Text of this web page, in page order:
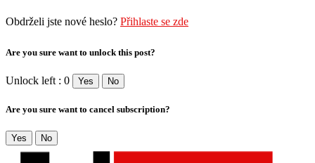
Obdrželi jste nové heslo? Přihlaste se zde
Are you sure want to unlock this post?
Unlock left : 0 Yes No
Are you sure want to cancel subscription?
Yes No